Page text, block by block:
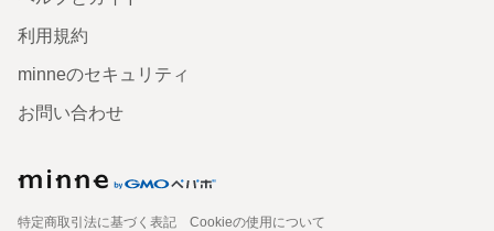
利用規約
minneのセキュリティ
お問い合わせ
特定商取引法に基づく表記
Cookieの使用について